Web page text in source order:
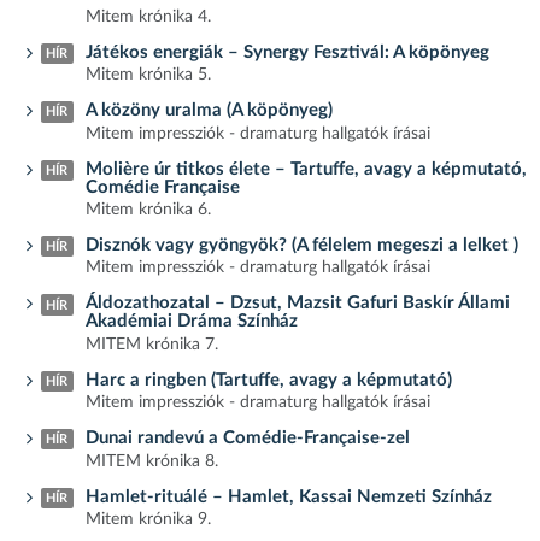
Mitem krónika 4.
HÍR Játékos energiák – Synergy Fesztivál: A köpönyeg
Mitem krónika 5.
HÍR A közöny uralma (A köpönyeg)
Mitem impressziók - dramaturg hallgatók írásai
HÍR
Molière úr titkos élete – Tartuffe, avagy a képmutató,
Comédie Française
Mitem krónika 6.
HÍR Disznók vagy gyöngyök? (A félelem megeszi a lelket )
Mitem impressziók - dramaturg hallgatók írásai
HÍR
Áldozathozatal – Dzsut, Mazsit Gafuri Baskír Állami
Akadémiai Dráma Színház
MITEM krónika 7.
HÍR Harc a ringben (Tartuffe, avagy a képmutató)
Mitem impressziók - dramaturg hallgatók írásai
HÍR Dunai randevú a Comédie-Française-zel
MITEM krónika 8.
HÍR Hamlet-rituálé – Hamlet, Kassai Nemzeti Színház
Mitem krónika 9.